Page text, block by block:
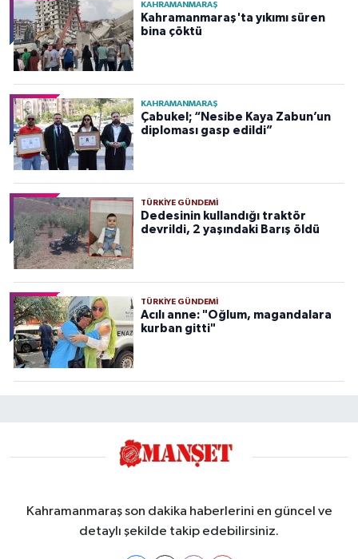
KAHRAMANMARAŞ
Kahramanmaraş'ta yıkımı süren
bina çöktü
KAHRAMANMARAŞ
Çabukel; “Nesibe Kaya Zabun’un
diploması gasp edildi”
TÜRKIYE GÜNDEMI
Dedesinin kullandığı traktör
devrildi, 2 yaşındaki Barış öldü
TÜRKIYE GÜNDEMI
Acılı anne: "Oğlum, magandalara
kurban gitti"
Kahramanmaraş son dakika haberlerini en güncel ve
detaylı şekilde takip edebilirsiniz.